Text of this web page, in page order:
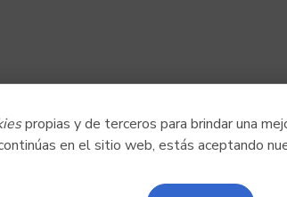
propias y de terceros para brindar una
en el sitio web, estás aceptando